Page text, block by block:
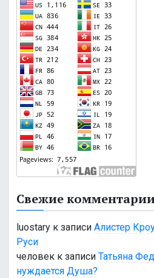
Свежие
luostary к записи Алистер
Руси
человек к записи Татьяна
нуждается Душа?